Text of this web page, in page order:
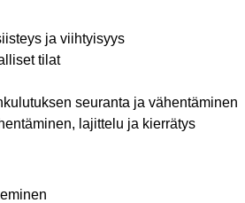
ja viihtyisyys
tilat
seuranta ja vähentäminen
lajittelu ja kierrätys